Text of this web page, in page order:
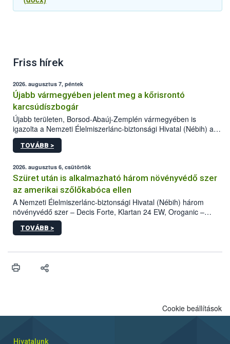
Friss hírek
2026. augusztus 7, péntek
Újabb vármegyében jelent meg a kőrisrontó
karcsúdíszbogár
Újabb területen, Borsod-Abaúj-Zemplén vármegyében is
igazolta a Nemzeti Élelmiszerlánc-biztonsági Hivatal (Nébih) a
kőrisrontó karcsúdíszbogár (Agrilus planipennis) jelenlétét. A
kártevőt nem csak színcsapdában találták meg, de már fertőzött
az intenzív felderítést, emellett az intézkedéseket a szlovák
hatósággal is összehangolják a terjedés megállítása érdekében.
TOVÁBB >
2026. augusztus 6, csütörtök
Szüret után is alkalmazható három növényvédő szer
az amerikai szőlőkabóca ellen
A Nemzeti Élelmiszerlánc-biztonsági Hivatal (Nébih) három
növényvédő szer – Decis Forte, Klartan 24 EW, Oroganic –
engedélyokiratát módosította, így azok a szüretet követően,
egészen a vesszőérettség (BBCH 91) stádiumáig
érésű szőlőkben is legyen lehetőség a károsító elleni további
felhasználók számára is elérhető és ökológiai termesztésben is
TOVÁBB >
Cookie beállítások
Hivatalunk